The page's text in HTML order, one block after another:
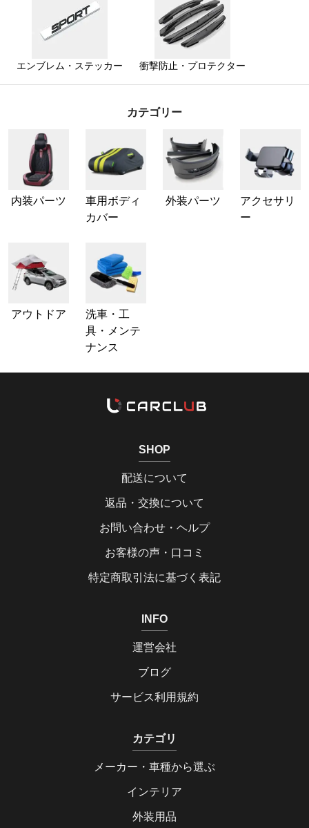
エンブレム・ステッカー 衝撃防止・プロテクター
カテゴリー
内装パーツ
車用ボディ
カバー
外装パーツ
アクセサリ
ー
アウトドア
洗車・工
具・メンテ
ナンス
SHOP
配送について
返品・交換について
お問い合わせ・ヘルプ
お客様の声・口コミ
特定商取引法に基づく表記
INFO
運営会社
ブログ
サービス利用規約
カテゴリ
メーカー・車種から選ぶ
インテリア
外装用品